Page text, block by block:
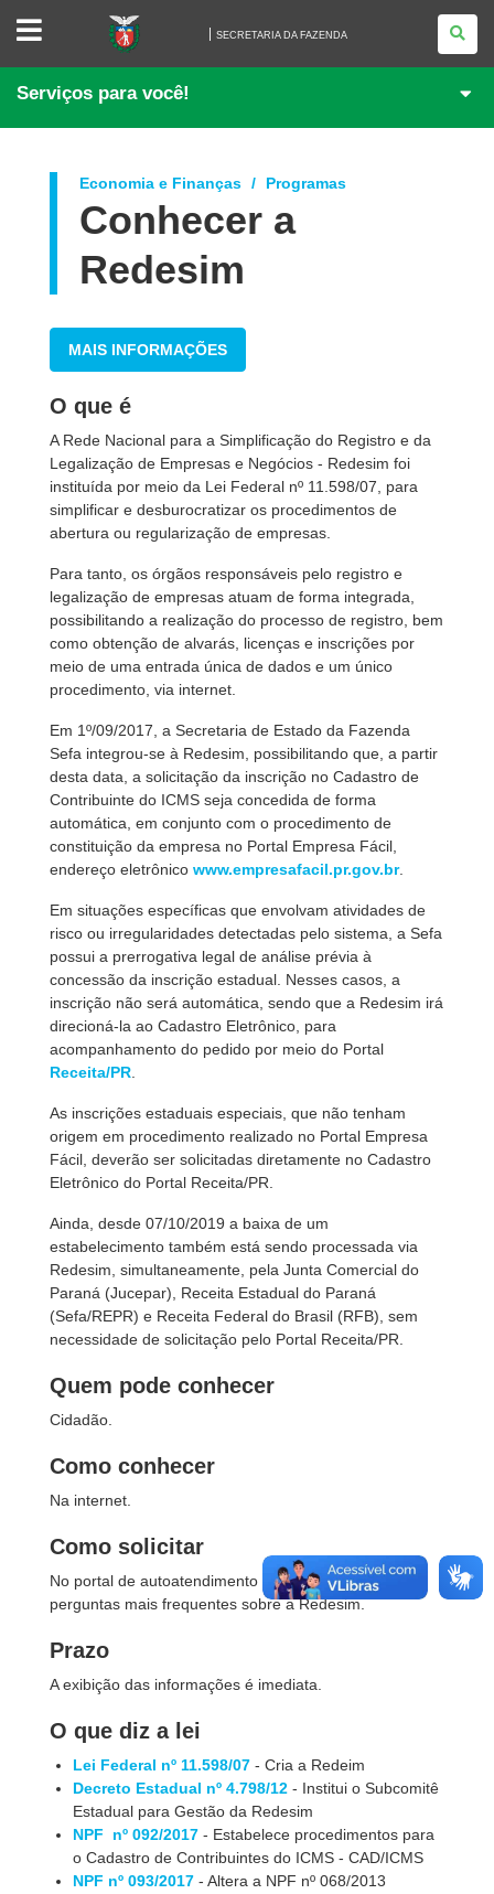
SECRETARIA
FAZENDA
SECRETARIA DA FAZENDA
Serviços para você!
Economia e Finanças Programas
Conhecer a
Redesim
MAIS INFORMAÇÕES
O que é
A Rede Nacional para a Simplificação do Registro e da
Legalização de Empresas e Negócios - Redesim foi
instituída por meio da Lei Federal nº 11.598/07, para
simplificar e desburocratizar os procedimentos de
abertura ou regularização de empresas.
Para tanto, os órgãos responsáveis pelo registro e
legalização de empresas atuam de forma integrada,
possibilitando a realização do processo de registro, bem
como obtenção de alvarás, licenças e inscrições por
meio de uma entrada única de dados e um único
procedimento, via internet.
Em 1º/09/2017, a Secretaria de Estado da Fazenda 
Sefa integrou-se à Redesim, possibilitando que, a partir
desta data, a solicitação da inscrição no Cadastro de
Contribuinte do ICMS seja concedida de forma
automática, em conjunto com o procedimento de
constituição da empresa no Portal Empresa Fácil,
endereço eletrônico www.empresafacil.pr.gov.br.
Em situações específicas que envolvam atividades de
risco ou irregularidades detectadas pelo sistema, a Sefa
possui a prerrogativa legal de análise prévia à
concessão da inscrição estadual. Nesses casos, a
inscrição não será automática, sendo que a Redesim irá
direcioná-la ao Cadastro Eletrônico, para
acompanhamento do pedido por meio do Portal
Receita/PR
As inscrições estaduais especiais, que não tenham
origem em procedimento realizado no Portal Empresa
Fácil, deverão ser solicitadas diretamente no Cadastro
Eletrônico do Portal Receita/PR.
Ainda, desde 07/10/2019 a baixa de um
estabelecimento também está sendo processada via
Redesim, simultaneamente, pela Junta Comercial do
Paraná (Jucepar), Receita Estadual do Paraná
(Sefa/REPR) e Receita Federal do Brasil (RFB), sem
necessidade de solicitação pelo Portal Receita/PR.
Quem pode conhecer
Cidadão.
Como conhecer
Na internet.
Como solicitar
No portal de autoatendimento da Sefa, estão as
perguntas mais frequentes sobre a Redesim.
Prazo
A exibição das informações é imediata.
O que diz a lei
Lei Federal nº 11.598/07 - Cria a Redeim
Decreto Estadual nº4.798/12 - Institui o Subcomitê
Estadual para Gestão da Redesim
NPF
nº092/2017 - Estabelece procedimentos para
o Cadastro de Contribuintes do ICMS - CAD/ICMS
NPF nº093/2017 - Altera a NPF nº 068/2013